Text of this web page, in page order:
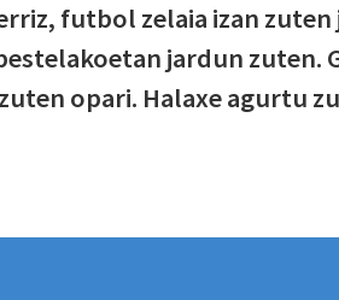
futbol zelaia izan
jardun zuten.
opari. Halaxe agurtu